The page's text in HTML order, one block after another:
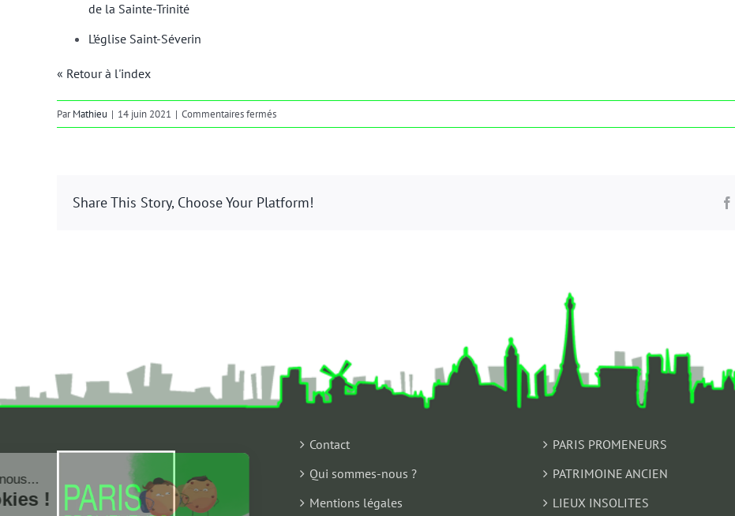
de la Sainte-Trinité
L’église Saint-Séverin
« Retour à l'index
ParMathieu | 14 juin 2021 | Commentaires ferméssur
bas-
Share This Story, Choose Your Platform!
Contact
Qui sommes-nous ?
Mentions légales
PARIS PROMENEURS
PATRIMOINE ANCIEN
LIEUX INSOLITES
Salut c'est nous...
les Cookies !